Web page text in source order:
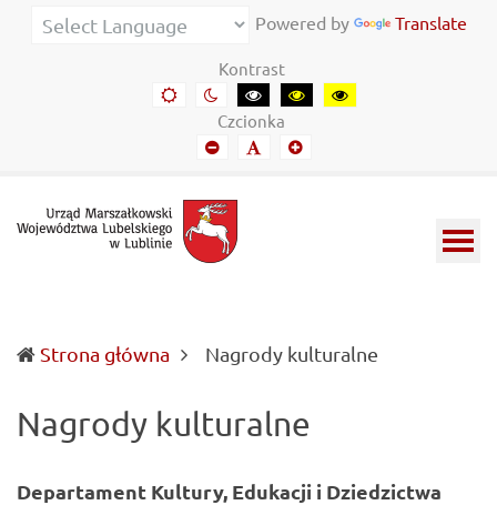
Urząd
Informacje
Lubelszczyźnie
Powered by Translate
Kontrast
Domyślny
kontrast
Kontrast
nocny
Kontrast
czarny-
biały
Kontrast
czarny-
Kontrast
żółto-
Czcionka
Mniejszy
font
Domyślny
font
Mniejszy
Strona główna Nagrody kulturalne
Nagrody kulturalne
Departament Kultury, Edukacji i Dziedzictwa